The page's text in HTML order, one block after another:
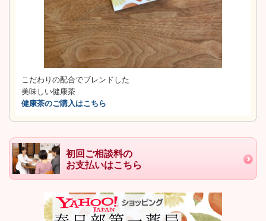
こだわりの配合でブレンドした
美味しい健康茶
健康茶のご購入はこちら
初回ご相談料の
お支払いはこちら